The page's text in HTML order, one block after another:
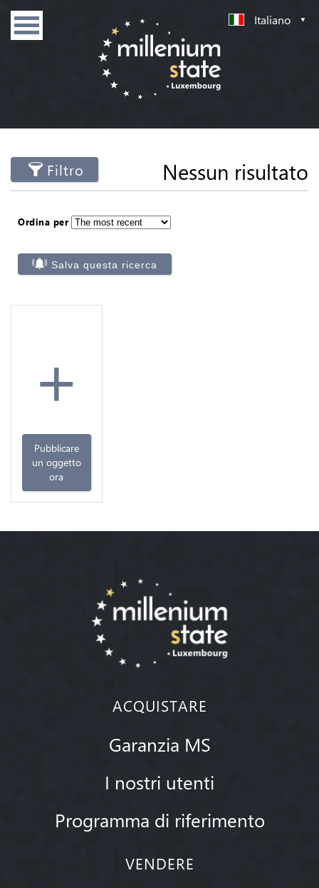
Italiano
Filtro Nessun risultato
Ordina per
Salva questa ricerca
+
Pubblicare
un oggetto
ora
ACQUISTARE
Garanzia MS
I nostri utenti
Programma di riferimento
VENDERE